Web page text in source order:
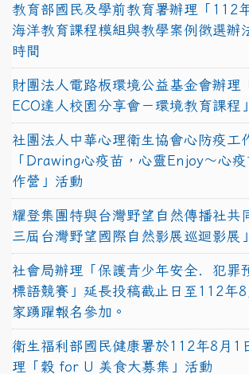
教育部國民及學前教育署辦理「112
海洋教育課程模組與教學案例徵選辦
時間
財團法人電路板環境公益基金會辦理
ECO達人校園分享會－環境教育課程」
社團法人中華心理衛生協會心防疫工
「Drawing心疫苗，心靈Enjoy〜心
作營」活動
耀登集團特與台灣野望自然傳播社共
三屆台灣野望國際自然影展巡迴影展」
社會局辦理「保護青少年安全．犯罪
標語競賽」延長投稿截止日至112年
家踴躍報名參加。
衛生福利部國民健康署於112年8月1
理「穀 for U 美食大募集」活動